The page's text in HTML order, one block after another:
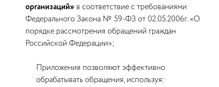
организаций» в соответствие с требованиями
Федерального Закона № 59-ФЗ от 02.05.2006г. «О
порядке рассмотрения обращений граждан
Российской Федерации»;
Приложения позволяют эффективно
обрабатывать обращения, используя: